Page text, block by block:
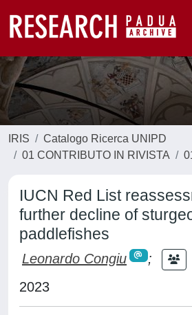
IRIS
Catalogo Ricerca UNIPD
01 CONTRIBUTO IN RIVISTA
IUCN Red List
further decline of
paddlefishes
Leonardo Congiu
;
2023